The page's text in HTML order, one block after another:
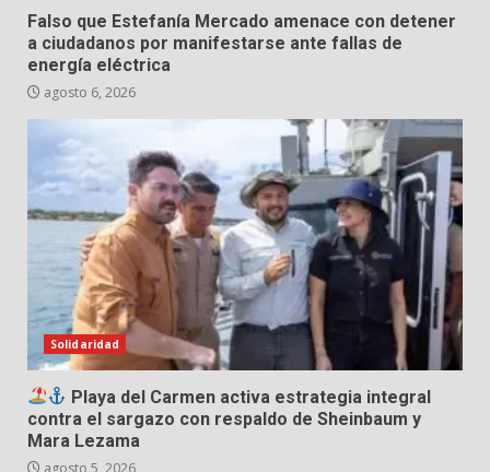
Falso que Estefanía Mercado amenace con detener
a ciudadanos por manifestarse ante fallas de
energía eléctrica
agosto 6, 2026
Solidaridad
Playa del Carmen activa estrategia integral
contra el sargazo con respaldo de Sheinbaum y
Mara Lezama
agosto 5, 2026